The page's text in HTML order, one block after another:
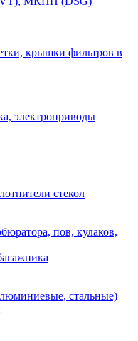
крышки фильтров в
электроприводы
стекол
пов, кулаков,
стальные)